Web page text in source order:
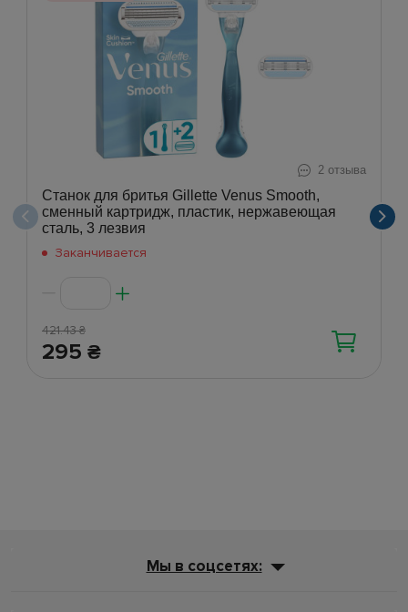
2 отзыва
Станок для бритья Gillette Venus Smooth,
сменный картридж, пластик, нержавеющая
сталь, 3 лезвия
Заканчивается
421.43₴
295 ₴
Мы в соцсетях: